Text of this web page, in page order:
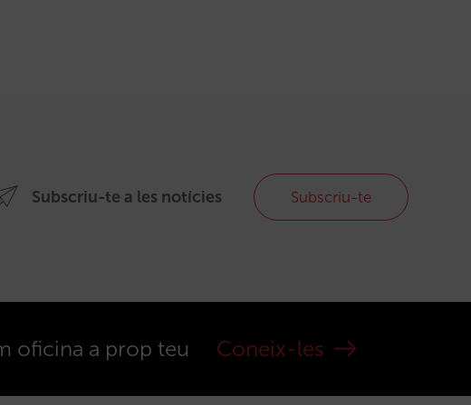
Subscriu-te a les notícies Subscriu-te
oficina a prop teu Coneix-les